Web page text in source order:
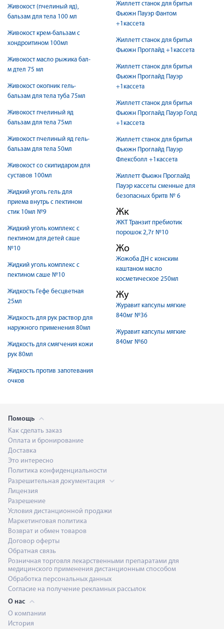
Живокост (пчелиный яд),
бальзам для тела 100 мл
Живокост крем-бальзам с
хондроитином 100мл
Живокост масло рыжика бал-
м дтел 75 мл
Живокост окопник гель-
бальзам для тела туба 75мл
Живокост пчелиный яд
бальзам для тела 75мл
Живокост пчелиный яд гель-
бальзам для тела 50мл
Живокост со скипидаром для
суставов 100мл
Жидкий уголь гель для
приема внутрь с пектином
стик 10мл №9
Жидкий уголь комплекс с
пектином для детей саше
№10
Жидкий уголь комплекс с
пектином саше №10
Жидкость Гефе бесцветная
25мл
Жидкость для рук раствор для
наружного применения 80мл
Жидкость для смягчения кожи
рук 80мл
Жидкость против запотевания
очков
Жиллетт станок для бритья
Фьюжн Пауэр Фантом
+1кассета
Жиллетт станок для бритья
Фьюжн Проглайд +1кассета
Жиллетт станок для бритья
Фьюжн Проглайд Пауэр
+1кассета
Жиллетт станок для бритья
Фьюжн Проглайд Пауэр Голд
+1кассета
Жиллетт станок для бритья
Фьюжн Проглайд Пауэр
Флексболл +1кассета
Жиллетт Фьюжн Проглайд
Пауэр кассеты сменные для
безопасных бритв № 6
Жк
ЖКТ Транзит пребиотик
порошок 2,7г №10
Жо
Жожоба ДН с конским
каштаном масло
косметическое 250мл
Жу
Журавит капсулы мягкие
840мг №36
Журавит капсулы мягкие
840мг №60
Помощь
Как сделать заказ
Оплата и бронирование
Доставка
Это интересно
Политика конфиденциальности
Разрешительная документация
Лицензия
Разрешение
Условия дистанционной продажи
Маркетинговая политика
Возврат и обмен товаров
Договор оферты
Обратная связь
Розничная торговля лекарственными препаратами для
медицинского применения дистанционным способом
Обработка персональных данных
Согласие на получение рекламных рассылок
О нас
О компании
История